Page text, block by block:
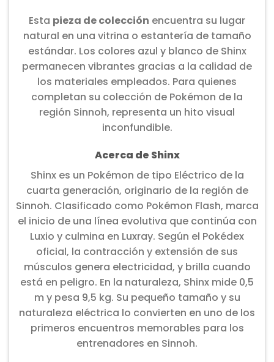
Esta pieza de colección encuentra su lugar
natural en una vitrina o estantería de tamaño
estándar. Los colores azul y blanco de Shinx
permanecen vibrantes gracias a la calidad de
los materiales empleados. Para quienes
completan su colección de Pokémon de la
región Sinnoh, representa un hito visual
inconfundible.
Acerca de Shinx
Shinx es un Pokémon de tipo Eléctrico de la
cuarta generación, originario de la región de
Sinnoh. Clasificado como Pokémon Flash, marca
el inicio de una línea evolutiva que continúa con
Luxio y culmina en Luxray. Según el Pokédex
oficial, la contracción y extensión de sus
músculos genera electricidad, y brilla cuando
está en peligro. En la naturaleza, Shinx mide 0,5
m y pesa 9,5 kg. Su pequeño tamaño y su
naturaleza eléctrica lo convierten en uno de los
primeros encuentros memorables para los
entrenadores en Sinnoh.